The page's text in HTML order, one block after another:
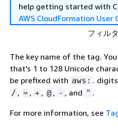
help getting started with
AWS CloudFormation User
フィル
The key name of the tag.
that's 1 to 128 Unicode
be prefixed with aws: .
/ , = , + , @ , - , and " .
For more information, see